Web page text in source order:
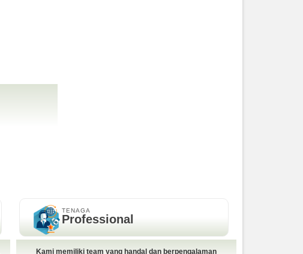
TENAGA
Professional
Kami memiliki team yang handal dan berpengalaman